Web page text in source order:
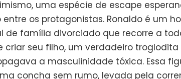
uma espécie de escape
os protagonistas. Ronaldo é um
de família divorciado que recorre a
criar seu filho, um verdadeiro
a masculinidade tóxica. Essa
concha sem rumo, levada pela